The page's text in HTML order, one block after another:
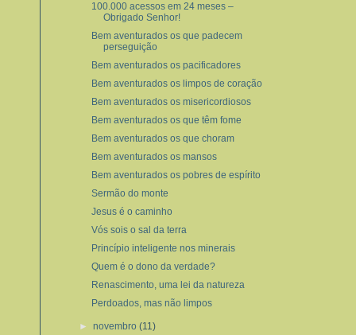
100.000 acessos em 24 meses –
Obrigado Senhor!
Bem aventurados os que padecem
perseguição
Bem aventurados os pacificadores
Bem aventurados os limpos de coração
Bem aventurados os misericordiosos
Bem aventurados os que têm fome
Bem aventurados os que choram
Bem aventurados os mansos
Bem aventurados os pobres de espírito
Sermão do monte
Jesus é o caminho
Vós sois o sal da terra
Princípio inteligente nos minerais
Quem é o dono da verdade?
Renascimento, uma lei da natureza
Perdoados, mas não limpos
►novembro(11)